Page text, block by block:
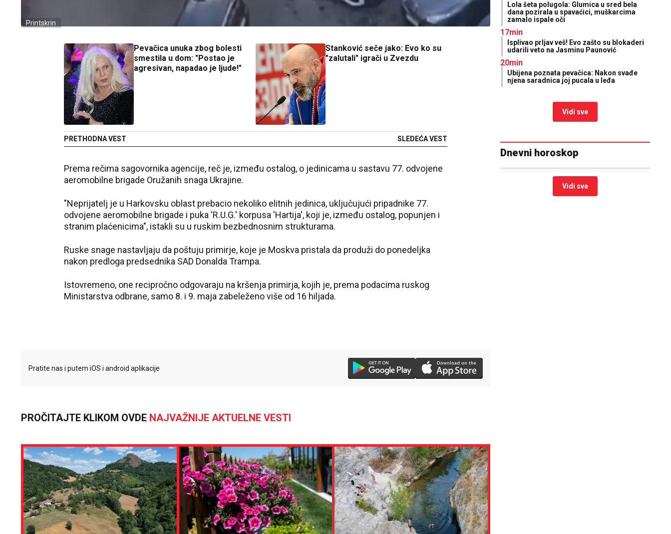
Printskrin
Pevačica unuka zbog bolesti
smestila u dom: "Postao je
agresivan, napadao je ljude!"
PRETHODNA VEST
Stanković seče jako: Evo ko su
"zalutali" igrači u Zvezdu
SLEDEĆA VEST
Prema rečima sagovornika agencije, reč je, između ostalog, o jedinicama u sastavu 77. odvojene
aeromobilne brigade Oružanih snaga Ukrajine.
"Neprijatelj je u Harkovsku oblast prebacio nekoliko elitnih jedinica, uključujući pripadnike 77.
odvojene aeromobilne brigade i puka 'R.U.G.' korpusa 'Hartija', koji je, između ostalog, popunjen i
stranim plaćenicima", istakli su u ruskim bezbednosnim strukturama.
Ruske snage nastavljaju da poštuju primirje, koje je Moskva pristala da produži do ponedeljka
nakon predloga predsednika SAD Donalda Trampa.
Istovremeno, one recipročno odgovaraju na kršenja primirja, kojih je, prema podacima ruskog
Ministarstva odbrane, samo 8. i 9. maja zabeleženo više od 16 hiljada.
Pratite nas i putem iOS i android aplikacije
PROČITAJTE KLIKOM OVDE NAJVAŽNIJE AKTUELNE VESTI
Lola šeta polugola: Glumica u sred bela
dana pozirala u spavaćici, muškarcima
zamalo ispale oči
17min
Isplivao prljav veš! Evo zašto su blokaderi
udarili veto na Jasminu Paunović
20min
Ubijena poznata pevačica: Nakon svađe
njena saradnica joj pucala u leđa
Vidi sve
Dnevni horoskop
Vidi sve